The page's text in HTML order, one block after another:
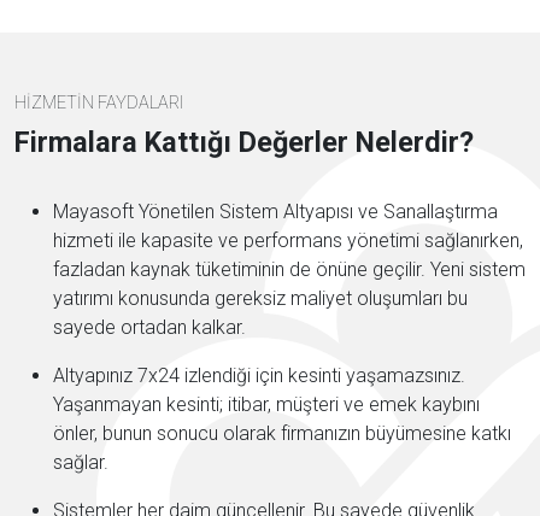
HİZMETİN FAYDALARI
Firmalara Kattığı Değerler Nelerdir?
Mayasoft Yönetilen Sistem Altyapısı ve Sanallaştırma
hizmeti ile kapasite ve performans yönetimi sağlanırken,
fazladan kaynak tüketiminin de önüne geçilir. Yeni sistem
yatırımı konusunda gereksiz maliyet oluşumları bu
sayede ortadan kalkar.
Altyapınız 7x24 izlendiği için kesinti yaşamazsınız.
Yaşanmayan kesinti; itibar, müşteri ve emek kaybını
önler, bunun sonucu olarak firmanızın büyümesine katkı
sağlar.
Sistemler her daim güncellenir. Bu sayede güvenlik